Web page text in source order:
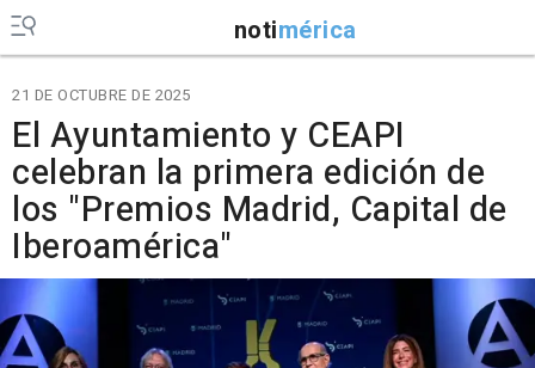
notimérica
21 DE OCTUBRE DE 2025
El Ayuntamiento y CEAPI
celebran la primera edición de
los "Premios Madrid, Capital de
Iberoamérica"